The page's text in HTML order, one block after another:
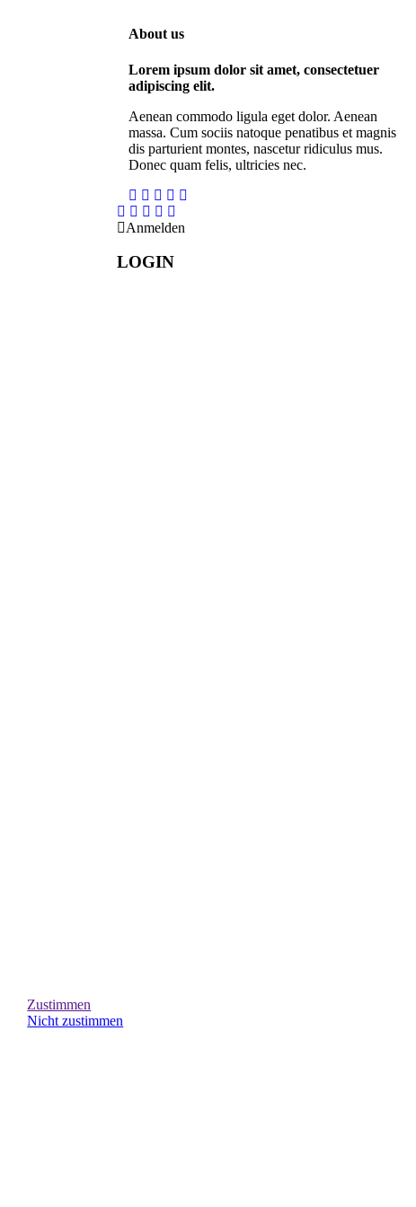
About us
Lorem ipsum dolor sit amet, consectetuer
adipiscing elit.
Aenean commodo ligula eget dolor. Aenean
massa. Cum sociis natoque penatibus et magnis
dis parturient montes, nascetur ridiculus mus.
Donec quam felis, ultricies nec.
Anmelden
LOGIN
Zustimmen
Nicht zustimmen